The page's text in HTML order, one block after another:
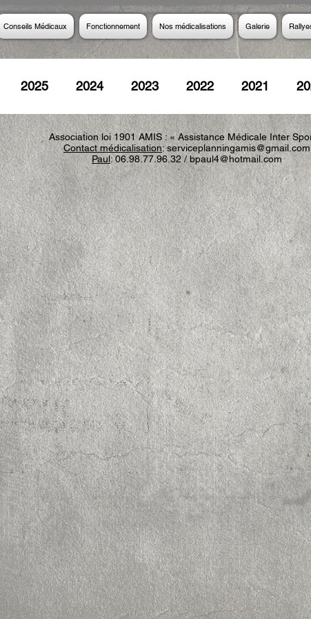
Conseils Médicaux Fonctionnement Nos médicalisations Galerie
2025 2024 2023 2022 2021
2013 2012 2011 2010 2009
Association loi 1901 AMIS : « Assistance Médicale Inter
Contact médicalisation:serviceplanningamis@gmail.com
Paul: 06.98.77.96.32 / bpaul4@hotmail.com